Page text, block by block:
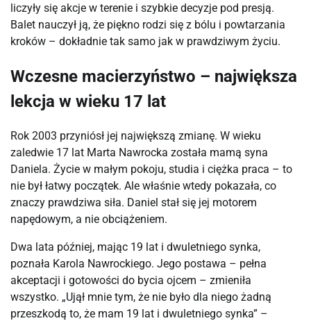
liczyły się akcje w terenie i szybkie decyzje pod presją.
Balet nauczył ją, że piękno rodzi się z bólu i powtarzania
kroków – dokładnie tak samo jak w prawdziwym życiu.
Wczesne macierzyństwo – największa
lekcja w wieku 17 lat
Rok 2003 przyniósł jej największą zmianę. W wieku
zaledwie 17 lat Marta Nawrocka została mamą syna
Daniela. Życie w małym pokoju, studia i ciężka praca – to
nie był łatwy początek. Ale właśnie wtedy pokazała, co
znaczy prawdziwa siła. Daniel stał się jej motorem
napędowym, a nie obciążeniem.
Dwa lata później, mając 19 lat i dwuletniego synka,
poznała Karola Nawrockiego. Jego postawa – pełna
akceptacji i gotowości do bycia ojcem – zmieniła
wszystko. „Ujął mnie tym, że nie było dla niego żadną
przeszkodą to, że mam 19 lat i dwuletniego synka” –